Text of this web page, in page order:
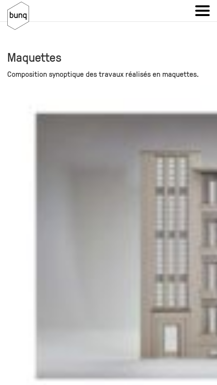
Maquettes
Composition synoptique des travaux réalisés en maquettes.